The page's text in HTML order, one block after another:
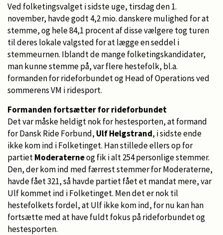
Ved folketingsvalget i sidste uge, tirsdag den 1.
november, havde godt 4,2 mio. danskere mulighed for at
stemme, og hele 84,1 procent af disse vælgere tog turen
til deres lokale valgsted for at lægge en seddel i
stemmeurnen. Iblandt de mange folketingskandidater,
man kunne stemme på, var flere hestefolk, bl.a.
formanden for rideforbundet og Head of Operations ved
sommerens VM i ridesport.
Formanden fortsætter for rideforbundet
Det var måske heldigt nok for hestesporten, at formand
for Dansk Ride Forbund, Ulf Helgstrand, i sidste ende
ikke kom ind i Folketinget. Han stillede ellers op for
partietModeraterneog fik i alt 254 personlige stemmer.
Den, der kom ind med færrest stemmer for Moderaterne,
havde fået 321, så havde partiet fået et mandat mere, var
Ulf kommet ind i Folketinget. Men det er nok til
hestefolkets fordel, at Ulf ikke kom ind, for nu kan han
fortsætte med at have fuldt fokus på rideforbundet og
hestesporten.